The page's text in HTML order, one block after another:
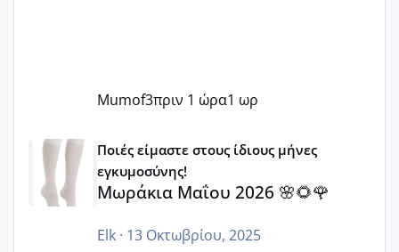
Mumof3πριν 1 ώρα1 ωρ
Μωράκια Μαΐου 2026 🌸🌻🌹
Ποιές είμαστε στους ίδιους μήνες
εγκυμοσύνης!
Μωράκια Μαΐου 2026 🌸🌻🌹
Elk· 13 Οκτωβρίου, 2025